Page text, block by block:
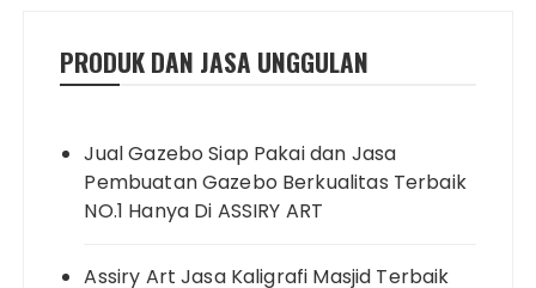
PRODUK DAN JASA UNGGULAN
Jual Gazebo Siap Pakai dan Jasa
Pembuatan Gazebo Berkualitas Terbaik
NO.1 Hanya Di ASSIRY ART
Assiry Art Jasa Kaligrafi Masjid Terbaik